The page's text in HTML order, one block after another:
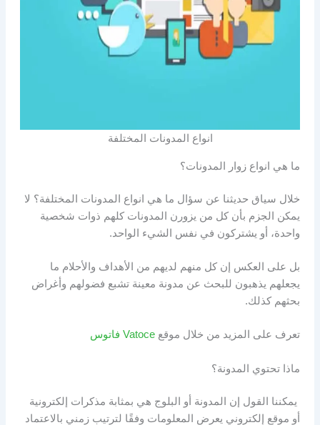
انواع المدونات المختلفة
ما هي انواع زوار المدونات؟
خلال سياق حديثنا عن سؤال ما هي انواع المدونات المختلفة؟ لا
يمكن الجزم بأن كل من يزورن المدونات كلهم ذوات شخصية
واحدة، أو يشتركون في نفس الشيء الواحد.
بل على العكس إن كل منهم لديهم من الأهداف والأحلام ما
يجعلهم يذهبون للبحث عن مدونة معينة تشبع فضولهم وأغراض
بحثهم كذلك.
تعرف على المزيد من خلال موقع Vatoce فاتوس
ماذا تحتوي المدونة؟
يمكننا القول إن المدونة أو البلوج هي بمثابة مذكرات إلكترونية
أو موقع إلكتروني يعرض المعلومات وفقًا لترتيب زمني بالاعتماد